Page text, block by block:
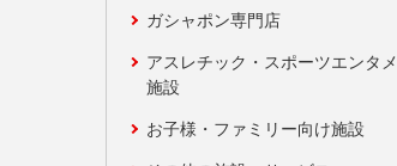
ガシャポン専門店
アスレチック・スポーツエンタメ
施設
お子様・ファミリー向け施設